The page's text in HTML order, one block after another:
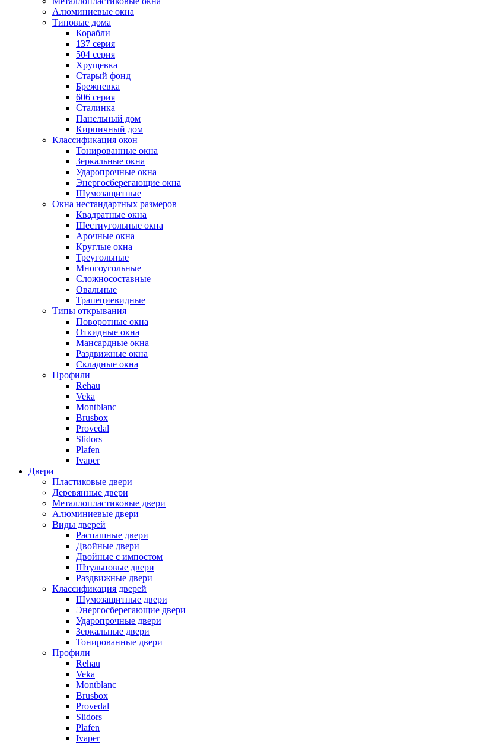
Алюминиевые окна
Типовые дома
Корабли
137 серия
504 серия
Хрущевка
Старый фонд
Брежневка
606 серия
Сталинка
Панельный дом
Кирпичный дом
Классификация окон
Тонированные окна
Зеркальные окна
Ударопрочные окна
Энергосберегающие окна
Шумозащитные
Окна нестандартных размеров
Квадратные окна
Шестиугольные окна
Арочные окна
Круглые окна
Треугольные
Многоугольные
Сложносоставные
Овальные
Трапециевидные
Типы открывания
Поворотные окна
Откидные окна
Мансардные окна
Раздвижные окна
Складные окна
Профили
Rehau
Veka
Montblanc
Brusbox
Provedal
Slidors
Plafen
Ivaper
Двери
Пластиковые двери
Деревянные двери
Металлопластиковые двери
Алюминиевые двери
Виды дверей
Распашные двери
Двойные двери
Двойные с импостом
Штульповые двери
Раздвижные двери
Классификация дверей
Шумозащитные двери
Энергосберегающие двери
Ударопрочные двери
Зеркальные двери
Тонированные двери
Профили
Rehau
Veka
Montblanc
Brusbox
Provedal
Slidors
Plafen
Ivaper